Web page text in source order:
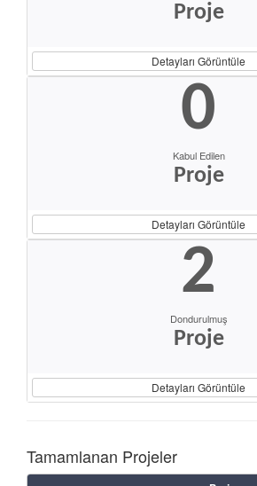
Proje
Detayları Görüntüle
0
Kabul Edilen
Proje
Detayları Görüntüle
2
Dondurulmuş
Proje
Detayları Görüntüle
Tamamlanan Projeler